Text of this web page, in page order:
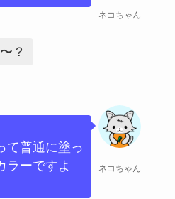
ネコちゃん
？
ネコちゃん
て普通に塗っ
ラーですよ